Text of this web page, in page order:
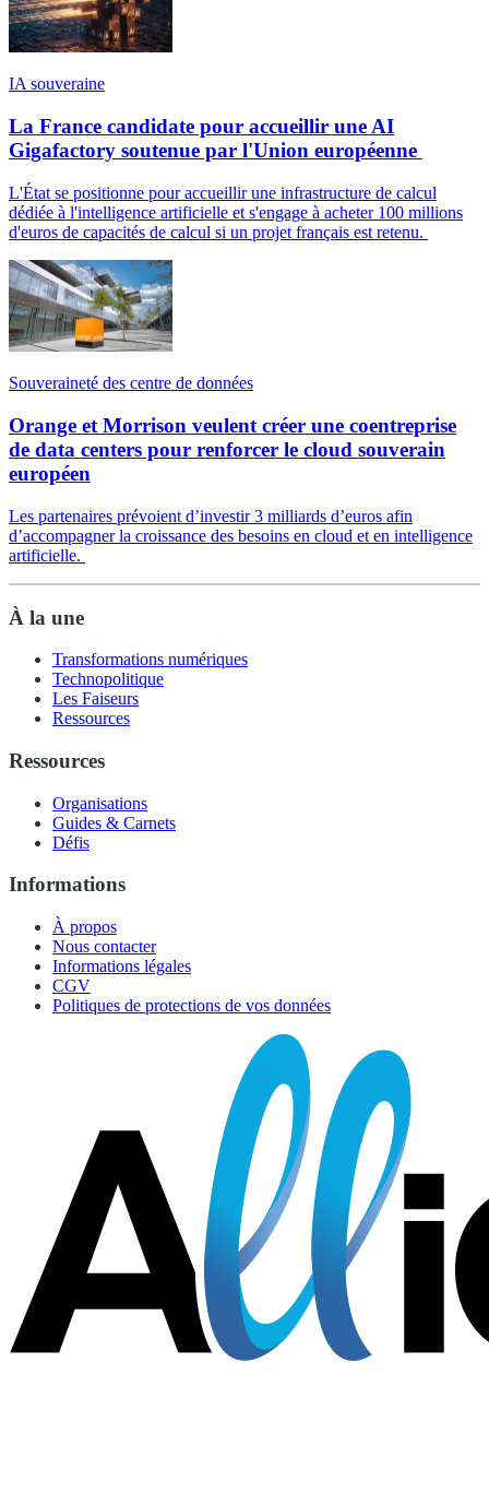
IA souveraine
La France candidate pour accueillir une AI
Gigafactory soutenue par l'Union européenne
L'État se positionne pour accueillir une infrastructure de calcul
dédiée à l'intelligence artificielle et s'engage à acheter 100 millions
d'euros de capacités de calcul si un projet français est retenu.
Souveraineté des centre de données
Orange et Morrison veulent créer une coentreprise
de data centers pour renforcer le cloud souverain
européen
Les partenaires prévoient d’investir 3 milliards d’euros afin
d’accompagner la croissance des besoins en cloud et en intelligence
artificielle.
À la une
Transformations numériques
Technopolitique
Les Faiseurs
Ressources
Ressources
Organisations
Guides & Carnets
Défis
Informations
À propos
Nous contacter
Informations légales
CGV
Politiques de protections de vos données